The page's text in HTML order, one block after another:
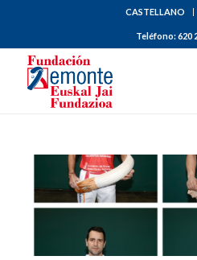
CASTELLANO
Teléfono:620